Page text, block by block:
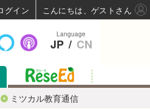
ミツカル教育通信
Language
JP / CN
グイン こんにちは、ゲストさん